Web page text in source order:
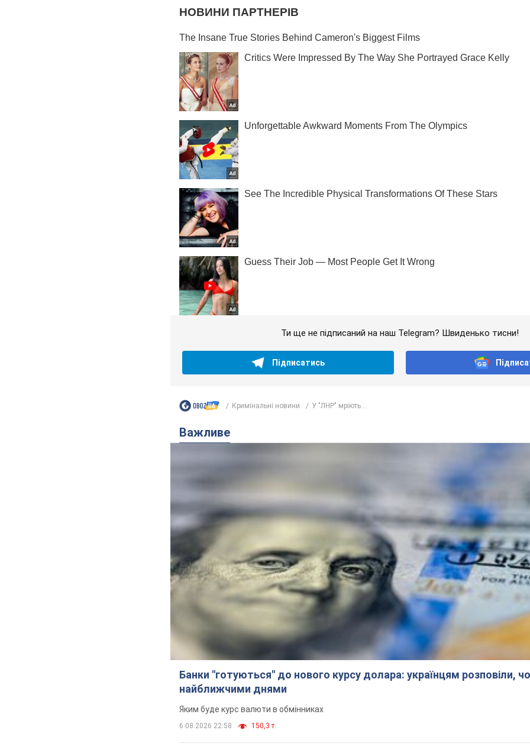
Ти ще не підписаний на наш Telegram? Швиденько тисни!
Підписатись
Кримінальні новини У "ЛНР" мріють...
Важливе
Банки "готуються" до нового курсу долара: українцям розповіли,
найближчими днями
Яким буде курс валюти в обмінниках
6.08.2026 22:58 150,3 т.